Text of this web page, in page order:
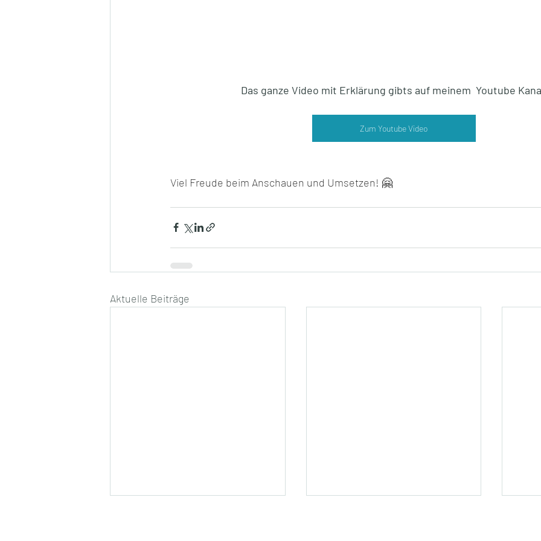
Das ganze Video mit Erklärung gibts auf meinem  Youtube
Zum Youtube Video
Viel Freude beim Anschauen und Umsetzen! 🤗
Aktuelle Beiträge